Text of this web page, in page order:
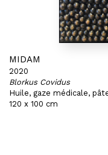
MIDAM
2020
Blorkus Covidus
Huile, gaze médicale,
120 x 100 cm